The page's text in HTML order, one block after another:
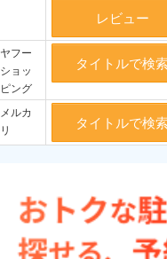
レビュー
ヤフー
ショッ
ピング
タイトルで検
メルカ
リ
タイトルで検